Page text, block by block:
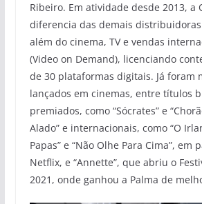
Ribeiro. Em atividade desde 2013, a
diferencia das demais
além do cinema, TV e vendas
(Video on Demand), licenciando
de 30 plataformas digitais. Já foram
lançados em cinemas, entre títulos
premiados, como “Sócrates” e
Alado” e internacionais, como “O
Papas” e “Não Olhe Para Cima”, em
Netflix, e “Annette”, que abriu o
2021, onde ganhou a Palma de